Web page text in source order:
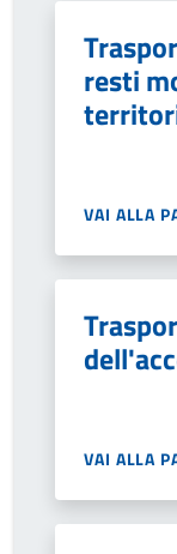
resti
VAI ALLA
VAI ALLA